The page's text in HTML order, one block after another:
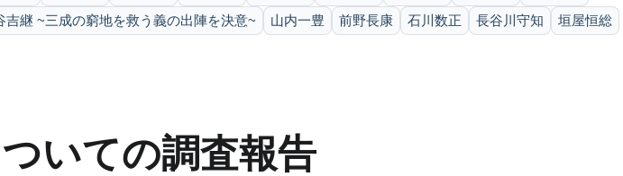
吉継 ~三成の窮地を救う義の出陣を決意~
山内一豊 前野長康 石川数正 長谷川守知 垣屋恒総
いての調査報告